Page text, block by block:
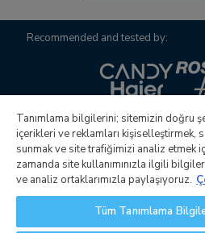
Recommended and tested by:
Candy S.p.A.nın yönetim ve
yürüten tek hissedarlı şirket
merkezi: Via Comolli, 16 -
Tanımlama bilgilerini; sitemizin doğru
içerikleri ve reklamları kişiselleştirmek,
sunmak ve site trafiğimizi analiz etmek
zamanda site kullanımınızla ilgili
ve analiz ortaklarımızla paylaşıyoruz.
Tüm Tanımlama